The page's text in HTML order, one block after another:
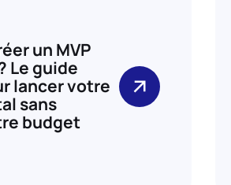
un MVP
Le guide
lancer votre
sans
budget